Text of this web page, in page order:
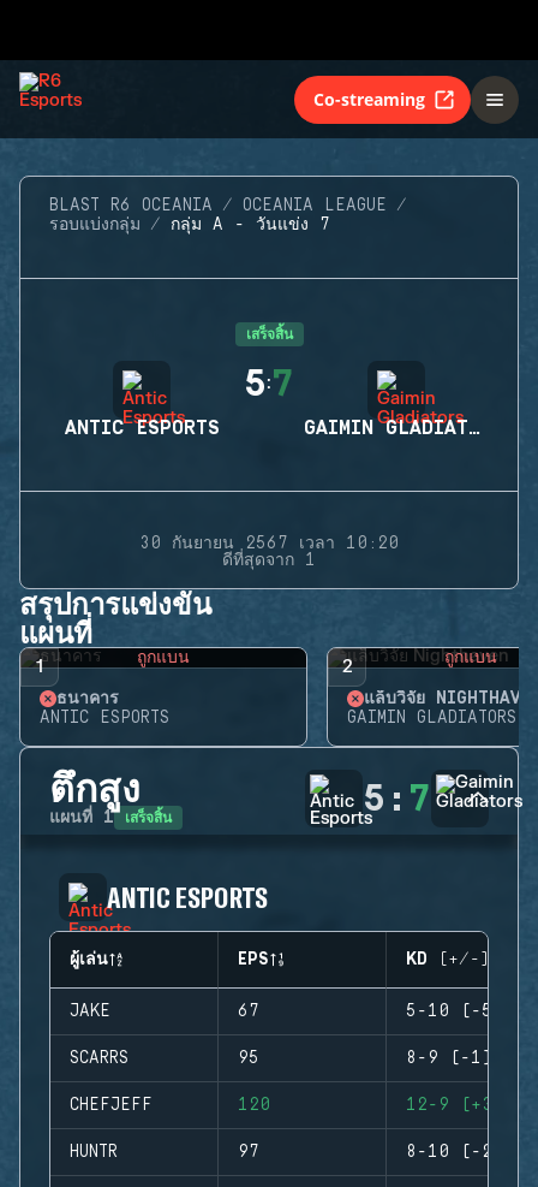
Co-streaming
BLAST R6 OCEANIA
OCEANIA LEAGUE
รอบแบ่งกลุ่ม
กลุ่ม A - วันแข่ง 7
เสร็จสิ้น
ANTIC ESPORTS
5:7
GAIMIN GLADIATORS
30 กันยายน 2567 เวลา 10:20
ดีที่สุดจาก 1
สรุปการแข่งขัน
แผนที่
1 ถูกแบน
ธนาคาร
ANTIC ESPORTS
2 ถูกแบน
แล็บวิจัย
GAIMIN GLADIATORS
ตึกสูง
แผนที่ 1 เสร็จสิ้น 5 : 7
ANTIC ESPORTS
ผู้เล่น EPS KD (+/-)
JAKE 67 5-10 (-5)
SCARRS 95 8-9 (-1)
CHEFJEFF 120 12-9 (+3)
HUNTR 97 8-10 (-2)